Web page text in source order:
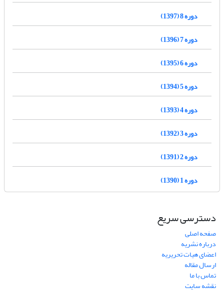
دوره 8 (1397)
دوره 7 (1396)
دوره 6 (1395)
دوره 5 (1394)
دوره 4 (1393)
دوره 3 (1392)
دوره 2 (1391)
دوره 1 (1390)
دسترسی سریع
صفحه اصلی
درباره نشریه
اعضای هیات تحریریه
ارسال مقاله
تماس با ما
نقشه سایت